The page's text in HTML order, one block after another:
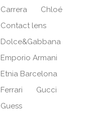
Carrera
Chloé
Contact lens
Dolce&Gabbana
Emporio Armani
Etnia Barcelona
Ferrari
Gucci
Guess